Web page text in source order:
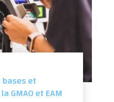
et
GMAO et EAM